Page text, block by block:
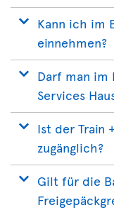
Kann ich im
einnehmen?
Darf man im
Services
Ist der Train
zugänglich?
Gilt für die